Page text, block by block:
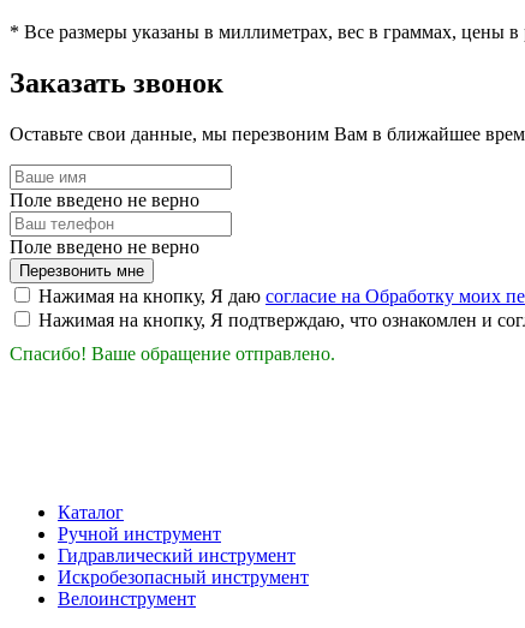
* Все размеры указаны в миллиметрах, вес в граммах, цены
Заказать звонок
Оставьте свои данные, мы перезвоним Вам в ближайшее
Поле введено не верно
Поле введено не верно
Перезвонить мне
Нажимая на кнопку, Я даю согласие на Обработку моих
Нажимая на кнопку, Я подтверждаю, что ознакомлен и
Спасибо! Ваше обращение отправлено.
Каталог
Ручной инструмент
Гидравлический инструмент
Искробезопасный инструмент
Велоинструмент